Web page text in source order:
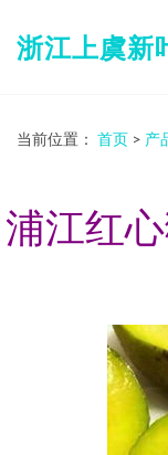
浙江上虞新
当前位置： 首页 > 产
浦江红